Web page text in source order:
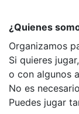
¿Quienes
Organizamos
Si quieres
o con algunos
No es
Puedes jugar